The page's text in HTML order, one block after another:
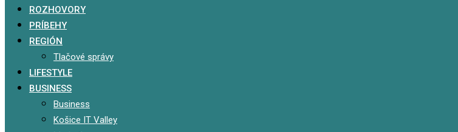
ROZHOVORY
PRÍBEHY
REGIÓN
Tlačové správy
LIFESTYLE
BUSINESS
Business
Košice IT Valley